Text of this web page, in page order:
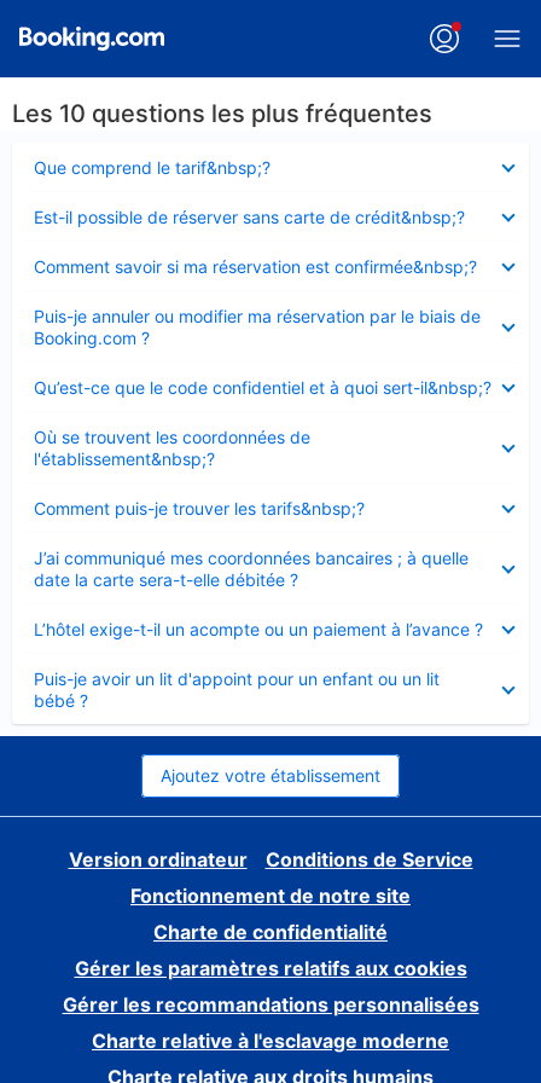
Les 10 questions les plus fréquentes
Que comprend le tarif&nbsp;?
fermé
Est-il possible de réserver sans carte de crédit&nbsp;?
fermé
Comment savoir si ma réservation est confirmée&nbsp;?
fermé
Puis-je annuler ou modifier ma réservation par le biais de
Booking.com ?
fermé
Qu’est-ce que le code confidentiel et à quoi sert-il&nbsp;?
fermé
Où se trouvent les coordonnées de
l'établissement&nbsp;?
fermé
Comment puis-je trouver les tarifs&nbsp;?
fermé
J’ai communiqué mes coordonnées bancaires ; à quelle
date la carte sera-t-elle débitée ?
fermé
L’hôtel exige-t-il un acompte ou un paiement à l’avance ?
fermé
Puis-je avoir un lit d'appoint pour un enfant ou un lit
bébé ?
fermé
Ajoutez votre établissement
Version ordinateur
Conditions de Service
Fonctionnement de notre site
Charte de confidentialité
Gérer les paramètres relatifs aux cookies
Gérer les recommandations personnalisées
Charte relative à l'esclavage moderne
Charte relative aux droits humains